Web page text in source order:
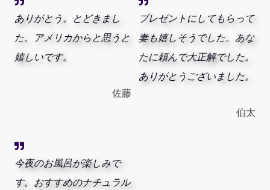
ありがとう。とどきまし
た。アメリカからと思うと
嬉しいです。
佐藤
プレゼントにしてもらって
妻も嬉しそうでした。あな
たに頼んで大正解でした。
ありがとうございました。
伯太
今夜のお風呂が楽しみで
す。おすすめのナチュラル